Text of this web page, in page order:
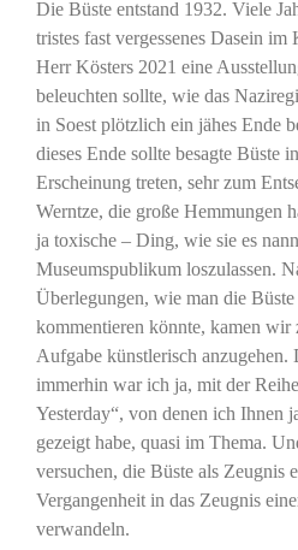
Die Büste entstand 1932. Viele
tristes fast vergessenes Dasein
Herr Kösters 2021 eine
beleuchten sollte, wie das
in Soest plötzlich ein jähes Ende
dieses Ende sollte besagte Büste
Erscheinung treten, sehr zum
Werntze, die große Hemmungen
ja toxische – Ding, wie sie es
Museumspublikum loszulassen.
Überlegungen, wie man die
kommentieren könnte, kamen wir
Aufgabe künstlerisch anzugehen.
immerhin war ich ja, mit der
Yesterday“, von denen ich Ihnen
gezeigt habe, quasi im Thema.
versuchen, die Büste als Zeugnis
Vergangenheit in das Zeugnis
verwandeln.